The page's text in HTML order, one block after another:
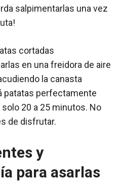
salpimentarlas una vez
cortadas
en una freidora de aire
la canasta
patatas perfectamente
20 a 25 minutos. No
de disfrutar.
y
para asarlas